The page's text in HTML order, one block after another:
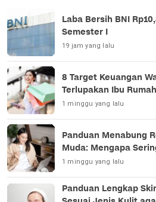
Laba Bersih BNI
Semester I
19 jam yang lalu
8 Target Keuangan
Terlupakan Ibu
1 minggu yang lalu
Panduan Menabung
Muda: Mengapa
1 minggu yang lalu
Panduan Lengkap